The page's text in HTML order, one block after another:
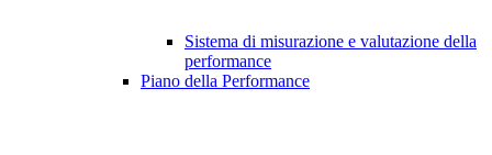
Sistema di misurazione e valutazione della
performance
Piano della Performance